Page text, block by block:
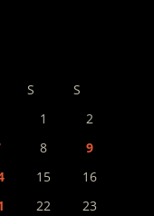
S
S
1
2
8
9
15
16
22
23